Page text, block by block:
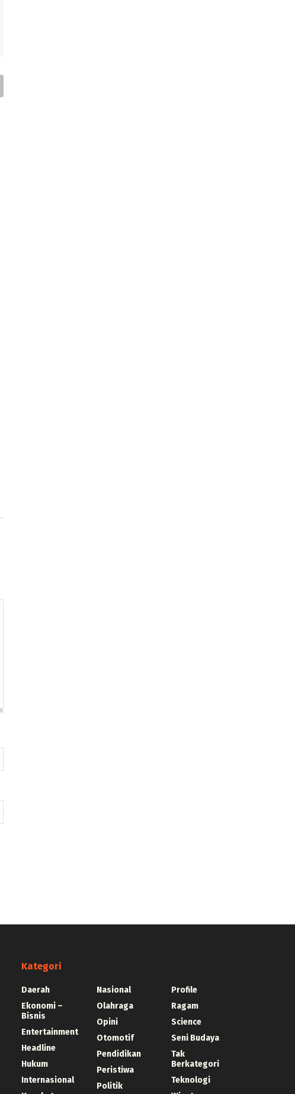
Kategori
Daerah
Ekonomi –
Bisnis
Entertainment
Headline
Hukum
Internasional
Nasional
Olahraga
Opini
Otomotif
Pendidikan
Peristiwa
Politik
Profile
Ragam
Science
Seni Budaya
Tak
Berkategori
Teknologi